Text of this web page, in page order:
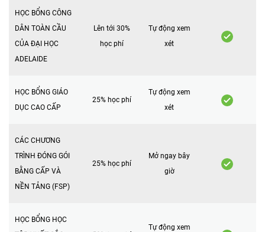
HỌC BỔNG CÔNG
DÂN TOÀN CẦU
CỦA ĐẠI HỌC
ADELAIDE
Lên tới 30%
học phí
Tự động xem
xét
HỌC BỔNG GIÁO
DỤC CAO CẤP
25% học phí
Tự động xem
xét
CÁC CHƯƠNG
TRÌNH ĐÓNG GÓI
BẰNG CẤP VÀ
NỀN TẢNG (FSP)
25% học phí
Mở ngay bây
giờ
HỌC BỔNG HỌC
Tự động xem